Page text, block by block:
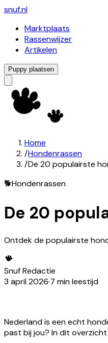
snuf.nl
Marktplaats
Rassenwijzer
Artikelen
Puppy plaatsen
Home
/Hondenrassen
/De 20 populairste
🐕Hondenrassen
De 20
Ontdek de populairste
Snuf Redactie
3 april 2026·7 min leestijd
Nederland is een echt
past bij jou? In dit